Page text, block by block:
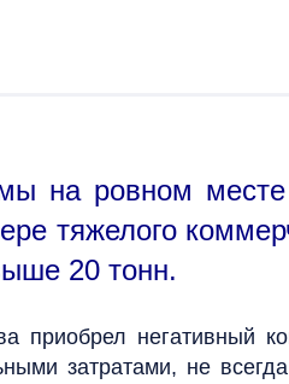
на ровном
тяжелого
20 тонн.
негативный
затратами, не